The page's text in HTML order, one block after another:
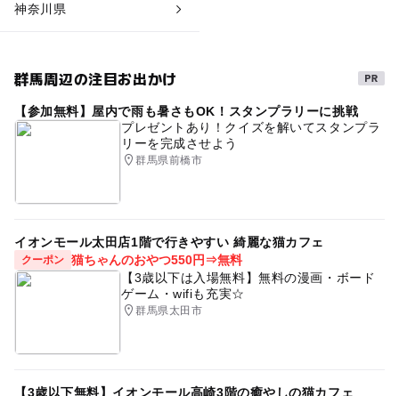
神奈川県
群馬周辺の注目お出かけ
【参加無料】屋内で雨も暑さもOK！スタンプラリーに挑戦
プレゼントあり！クイズを解いてスタンプラ
リーを完成させよう
群馬県前橋市
イオンモール太田店1階で行きやすい 綺麗な猫カフェ
クーポン 猫ちゃんのおやつ550円⇒無料
【3歳以下は入場無料】無料の漫画・ボード
ゲーム・wifiも充実☆
群馬県太田市
【3歳以下無料】イオンモール高崎3階の癒やしの猫カフェ